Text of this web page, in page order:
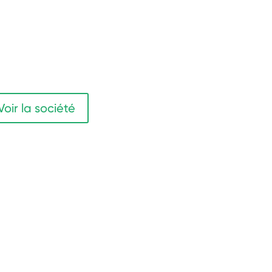
la société